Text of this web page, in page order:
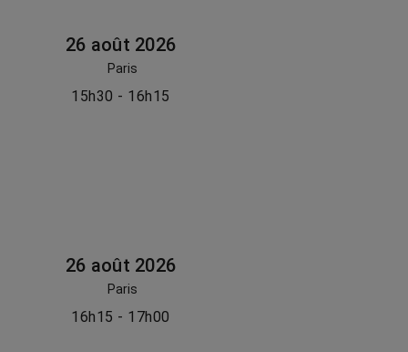
26 août 2026
Paris
15h30 - 16h15
26 août 2026
Paris
16h15 - 17h00